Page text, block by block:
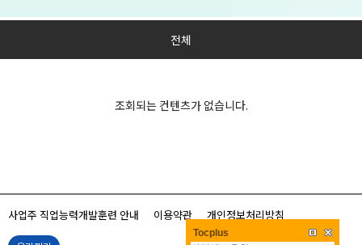
전체
조회되는 컨텐츠가 없습니다.
사업주 직업능력개발훈련 안내 이용약관 개인정보처리방침
Tocplus